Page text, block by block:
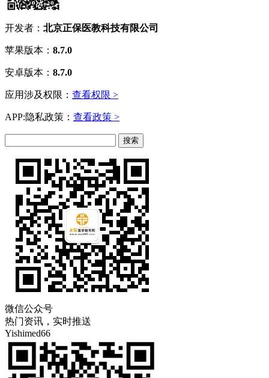
开发者： 北京正保医教科技有限公司
苹果版本： 8.7.0
安卓版本： 8.7.0
应用涉及权限： 查看权限 >
APP:隐私政策： 查看政策 >
微信公众号
热门资讯，实时推送
Yishimed66